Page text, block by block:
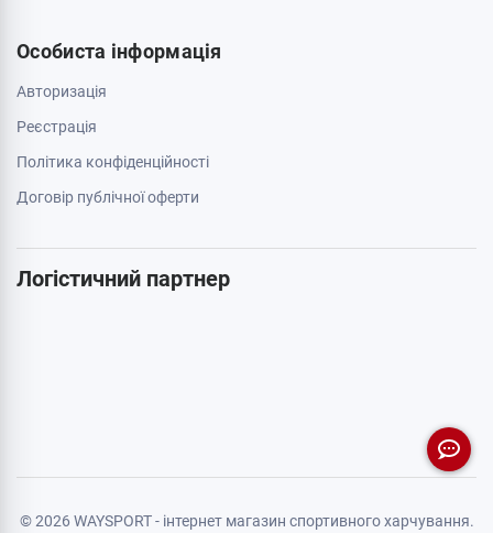
Особиста інформація
Авторизація
Реєстрація
Політика конфіденційності
Договір публічної оферти
Логістичний партнер
© 2026 WAYSPORT - інтернет магазин спортивного харчування.